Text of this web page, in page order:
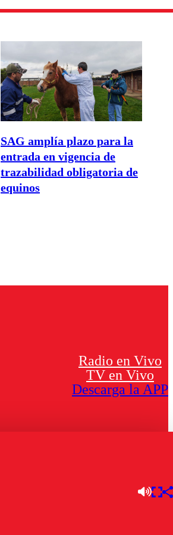
SAG amplía plazo para la
entrada en vigencia de
trazabilidad obligatoria de
equinos
Radio en Vivo
TV en Vivo
Descarga la APP